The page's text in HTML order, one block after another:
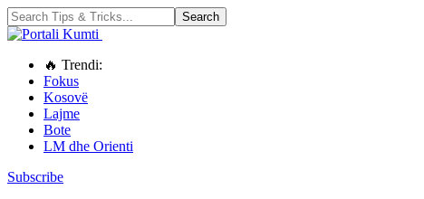
🔥 Trendi:
Fokus
Kosovë
Lajme
Bote
LM dhe Orienti
Subscribe